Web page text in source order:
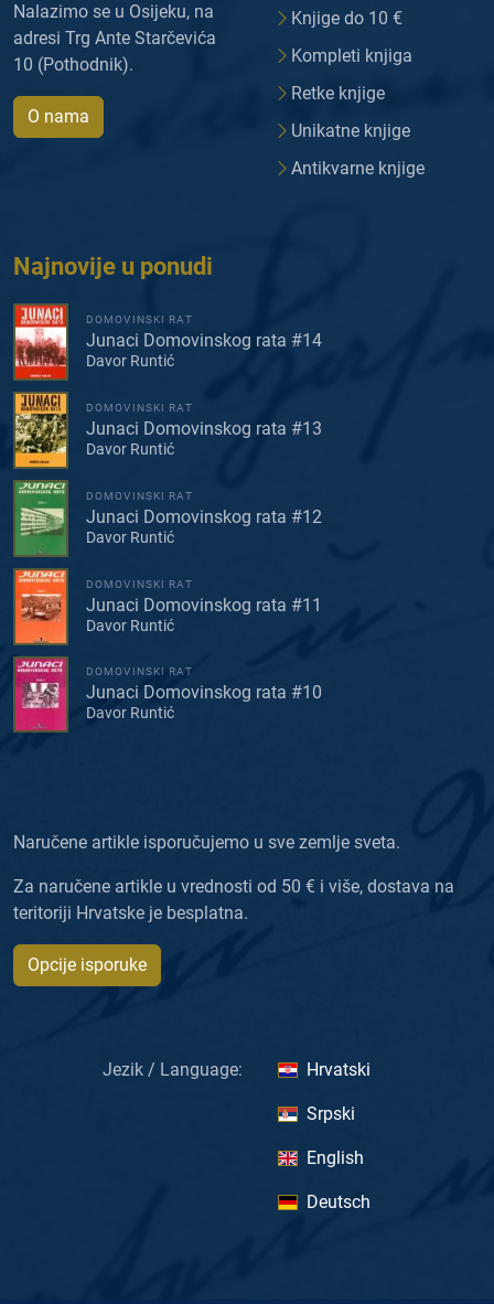
Nalazimo se u Osijeku, na
adresi Trg Ante Starčevića
10 (Pothodnik).
O nama
Knjige do 10 €
Kompleti knjiga
Retke knjige
Unikatne knjige
Antikvarne knjige
Najnovije u ponudi
DOMOVINSKI RAT
Junaci Domovinskog rata #14
Davor Runtić
DOMOVINSKI RAT
Junaci Domovinskog rata #13
Davor Runtić
DOMOVINSKI RAT
Junaci Domovinskog rata #12
Davor Runtić
DOMOVINSKI RAT
Junaci Domovinskog rata #11
Davor Runtić
DOMOVINSKI RAT
Junaci Domovinskog rata #10
Davor Runtić
Naručene artikle isporučujemo u sve zemlje sveta.
Za naručene artikle u vrednosti od 50 € i više, dostava na
teritoriji Hrvatske je besplatna.
Opcije isporuke
Jezik / Language: Hrvatski
Srpski
English
Deutsch